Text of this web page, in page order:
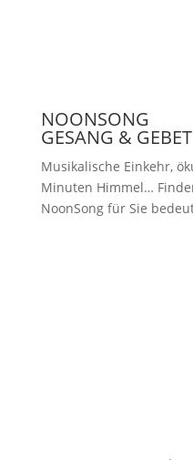
NOONSONG
GESANG & GEBET
Musikalische Einkehr,
Minuten Himmel…
NoonSong für Sie